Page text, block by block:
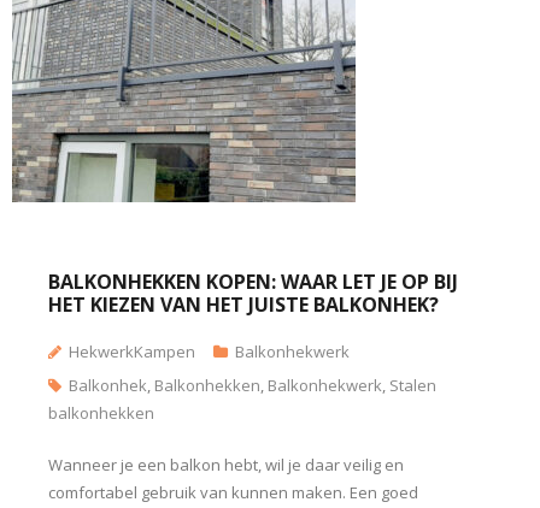
BALKONHEKKEN KOPEN: WAAR LET JE OP BIJ
HET KIEZEN VAN HET JUISTE BALKONHEK?
HekwerkKampen
Balkonhekwerk
Balkonhek, Balkonhekken, Balkonhekwerk, Stalen
balkonhekken
Wanneer je een balkon hebt, wil je daar veilig en
comfortabel gebruik van kunnen maken. Een goed